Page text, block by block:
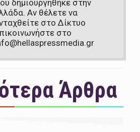
δημιουργήθηκε στην
Αν θέλετε να
στο Δίκτυο
στο
Άρθρα